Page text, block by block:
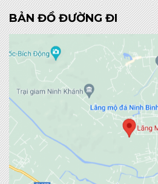
BẢN ĐỒ ĐƯỜNG ĐI